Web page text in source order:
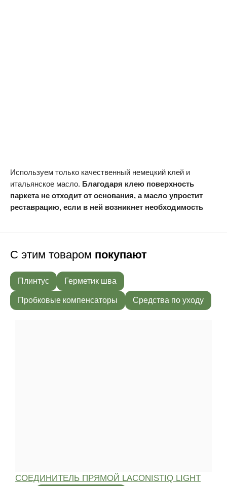
Используем только качественный немецкий клей и
итальянское масло. Благодаря клею поверхность
паркета не отходит от основания, а масло упростит
реставрацию, если в ней возникнет необходимость
С этим товаром покупают
Плинтус Герметик шва
Пробковые компенсаторы Средства по уходу
СОЕДИНИТЕЛЬ ПРЯМОЙ LACONISTIQ LIGHT